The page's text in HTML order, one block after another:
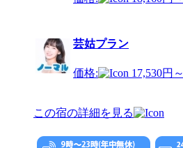
芸姑プラン
価格: 17,530円～
この宿の詳細を見る